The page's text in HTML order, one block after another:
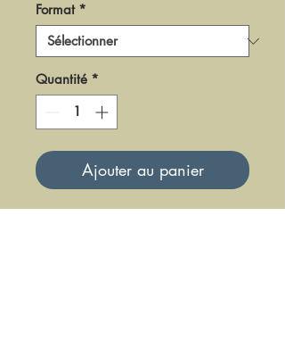
Format *
Quantité *
Ajouter au panier